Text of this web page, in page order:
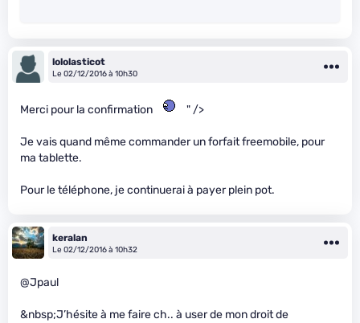
lololasticot
Le 02/12/2016 à 10h30
Merci pour la confirmation " />
Je vais quand même commander un forfait freemobile, pour
ma tablette.
Pour le téléphone, je continuerai à payer plein pot.
keralan
Le 02/12/2016 à 10h32
@Jpaul
&nbsp;J’hésite à me faire ch.. à user de mon droit de